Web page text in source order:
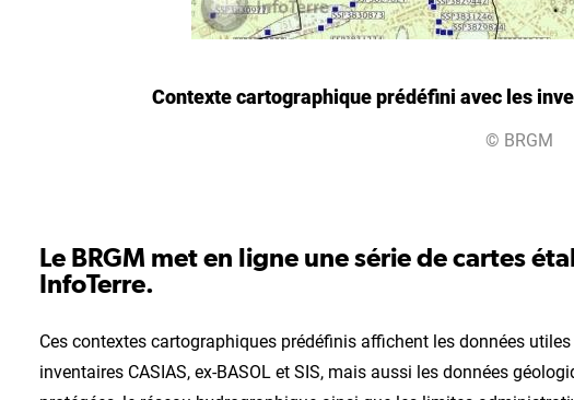
Contexte cartographique prédéfini avec les
© BRGM
Le BRGM met en ligne une série de cartes
InfoTerre.
Ces contextes cartographiques prédéfinis affichent les données
inventaires CASIAS, ex-BASOL et SIS, mais aussi les données